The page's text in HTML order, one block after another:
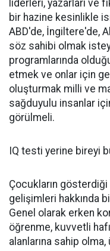
liderleri, yazarları ve
bir hazine kesinlikle
ABD'de, İngiltere'de,
söz sahibi olmak
programlarında
etmek ve onlar için
oluşturmak milli ve
sağduyulu insanlar
görülmeli.
IQ testi yerine bireyi
Çocukların gösterdiği
gelişimleri hakkında
Genel olarak erken
öğrenme, kuvvetli
alanlarına sahip